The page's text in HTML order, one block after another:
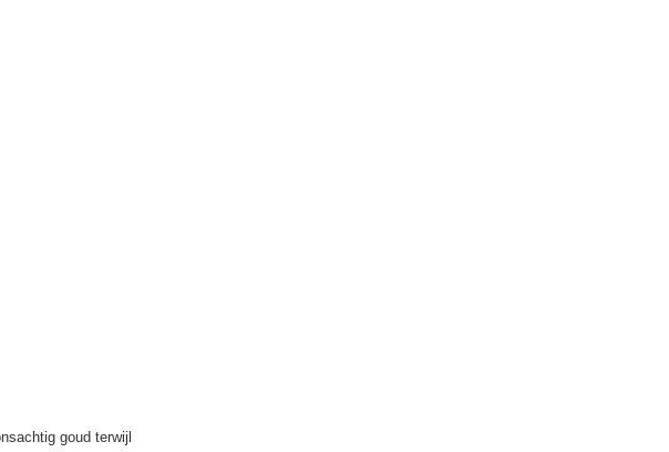
goud terwijl